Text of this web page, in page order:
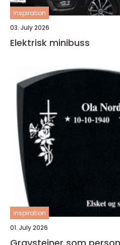
inspiration
03. July 2026
Elektrisk minibuss
inspiration
01. July 2026